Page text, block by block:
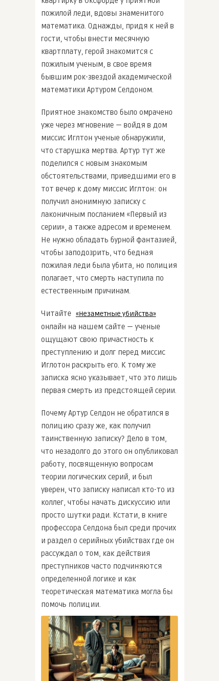
пожилой леди, вдовы знаменитого
математика. Однажды, придя к ней в
гости, чтобы внести месячную
квартплату, герой знакомится с
пожилым ученым, в свое время
бывшим рок-звездой академической
математики Артуром Селдоном.
Приятное знакомство было омрачено
уже через мгновение — войдя в дом
миссис Иглтон ученые обнаружили,
что старушка мертва. Артур тут же
поделился с новым знакомым
обстоятельствами, приведшими его в
тот вечер к дому миссис Иглтон: он
получил анонимную записку с
лаконичным посланием «Первый из
серии», а также адресом и временем.
Не нужно обладать бурной фантазией,
чтобы заподозрить, что бедная
пожилая леди была убита, но полиция
полагает, что смерть наступила по
естественным причинам.
Читайте «Незаметные убийства»
онлайн на нашем сайте — ученые
ощущают свою причастность к
преступлению и долг перед миссис
Иглотон раскрыть его. К тому же
записка ясно указывает, что это лишь
первая смерть из предстоящей серии.
Почему Артур Селдон не обратился в
полицию сразу же, как получил
таинственную записку? Дело в том,
что незадолго до этого он опубликовал
работу, посвященную вопросам
теории логических серий, и был
уверен, что записку написал кто-то из
коллег, чтобы начать дискуссию или
просто шутки ради. Кстати, в книге
профессора Селдона был среди прочих
и раздел о серийных убийствах где он
рассуждал о том, как действия
преступников часто подчиняются
определенной логике и как
теоретическая математика могла бы
помочь полиции.